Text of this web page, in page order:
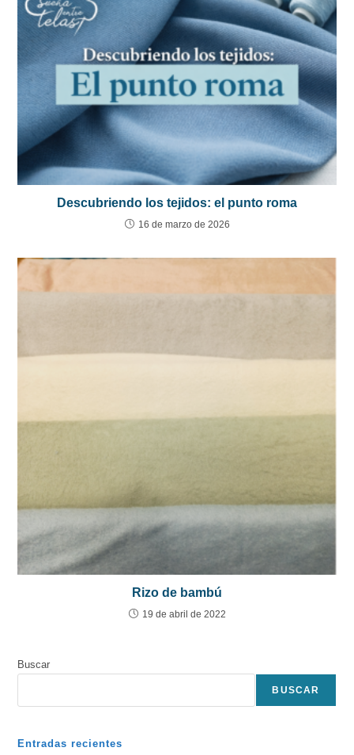
Descubriendo los tejidos: el punto roma
16 de marzo de 2026
Rizo de bambú
19 de abril de 2022
Buscar
BUSCAR
Entradas recientes